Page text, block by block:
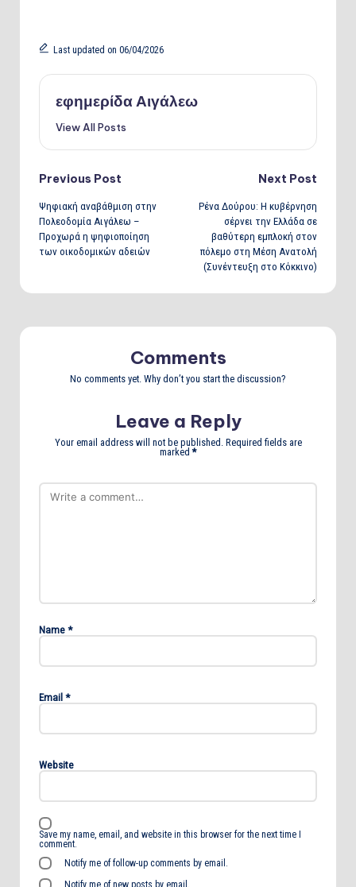
Last updated on 06/04/2026
εφημερίδα Αιγάλεω
View All Posts
Post
navigation
Previous Post
Ψηφιακή αναβάθμιση στην
Πολεοδομία Αιγάλεω –
Προχωρά η ψηφιοποίηση
των οικοδομικών αδειών
Next Post
Ρένα Δούρου: Η κυβέρνηση
σέρνει την Ελλάδα σε
βαθύτερη εμπλοκή στον
πόλεμο στη Μέση Ανατολή
(Συνέντευξη στο Κόκκινο)
Comments
No comments yet. Why don’t you start the discussion?
Leave a Reply
Your email address will not be published. Required fields are
marked*
Name *
Email *
Website
Save my name, email, and website in this browser for the next time I
comment.
Notify me of follow-up comments by email.
Notify me of new posts by email.